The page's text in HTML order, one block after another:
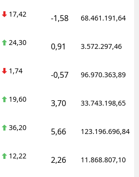
17,42 -1,58 68.461.191,64
24,30 0,91 3.572.297,46
1,74 -0,57 96.970.363,89
19,60 3,70 33.743.198,65
36,20 5,66 123.196.696,84
12,22 2,26 11.868.807,10